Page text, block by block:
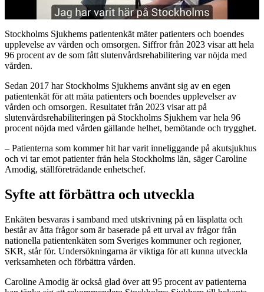
Stockholms Sjukhems patientenkät mäter patienters och boendes
upplevelse av vården och omsorgen. Siffror från 2023 visar att hela
96 procent av de som fått slutenvårdsrehabilitering var nöjda med
vården.
Sedan 2017 har Stockholms Sjukhems använt sig av en egen
patientenkät för att mäta patienters och boendes upplevelser av
vården och omsorgen. Resultatet från 2023 visar att på
slutenvårdsrehabiliteringen på Stockholms Sjukhem var hela 96
procent nöjda med vården gällande helhet, bemötande och trygghet.
– Patienterna som kommer hit har varit inneliggande på akutsjukhus
och vi tar emot patienter från hela Stockholms län, säger Caroline
Amodig, ställföreträdande enhetschef.
Syfte att förbättra och utveckla
Enkäten besvaras i samband med utskrivning på en läsplatta och
består av åtta frågor som är baserade på ett urval av frågor från
nationella patientenkäten som Sveriges kommuner och regioner,
SKR, står för. Undersökningarna är viktiga för att kunna utveckla
verksamheten och förbättra vården.
Caroline Amodig är också glad över att 95 procent av patienterna